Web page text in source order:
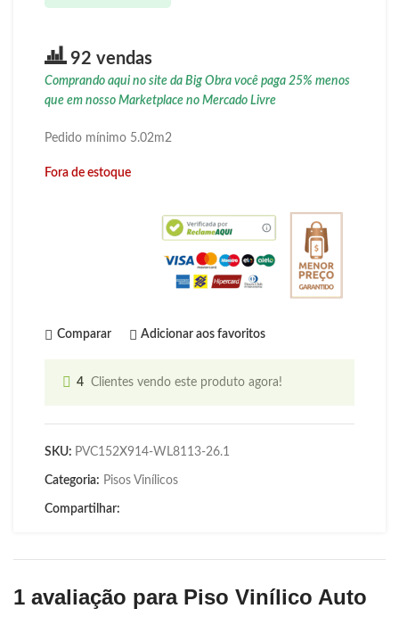
92 vendas
Comprando aqui no site da Big Obra você paga 25% menos
que em nosso Marketplace no Mercado Livre
Pedido mínimo 5.02m2
Fora de estoque
Comparar Adicionar aos favoritos
4 Clientes vendo este produto agora!
SKU: PVC152X914-WL8113-26.1
Categoria: Pisos Vinílicos
Compartilhar:
1 avaliação para Piso Vinílico Auto